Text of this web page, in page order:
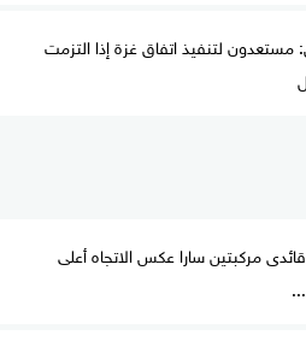
لتنفيذ اتفاق غزة إذا التزمت
مركبتين سارا عكس الاتجاه أعلى